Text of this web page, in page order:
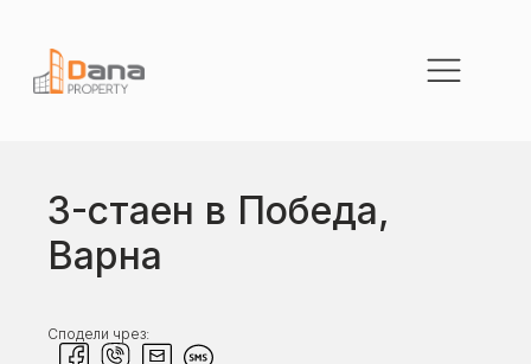
3-стаен в Победа,
Варна
Сподели чрез: